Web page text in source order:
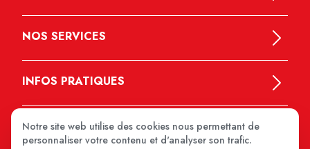
NOS SERVICES
INFOS PRATIQUES
Notre site web utilise des cookies nous permettant de
personnaliser votre contenu et d'analyser son trafic.